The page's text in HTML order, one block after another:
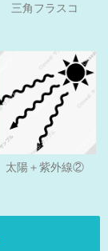
三角フラスコ
太陽＋紫外線②